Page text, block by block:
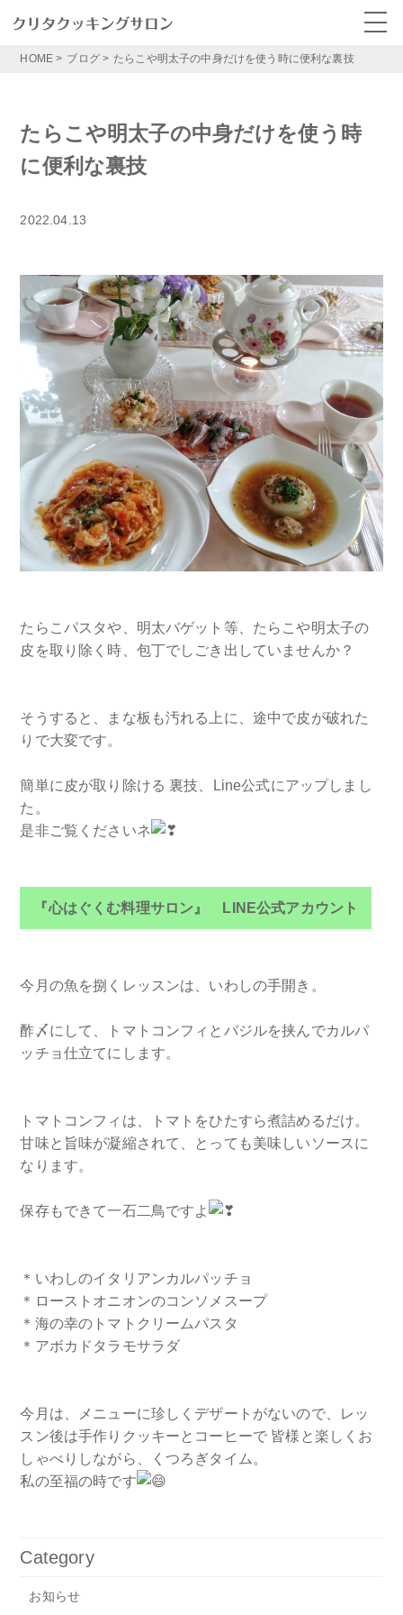
HOME > ブログ> たらこや明太子の中身だけを使う時に便利な裏技
たらこや明太子の中身だけを使う時
に便利な裏技
2022.04.13
たらこパスタや、明太バゲット等、たらこや明太子の
皮を取り除く時、包丁でしごき出していませんか？
そうすると、まな板も汚れる上に、途中で皮が破れた
りで大変です。
簡単に皮が取り除ける 裏技、Line公式にアップしまし
た。
是非ご覧くださいネ
『心はぐくむ料理サロン』 LINE公式アカウント
今月の魚を捌くレッスンは、いわしの手開き。
酢〆にして、トマトコンフィとバジルを挟んでカルパ
ッチョ仕立てにします。
トマトコンフィは、トマトをひたすら煮詰めるだけ。
甘味と旨味が凝縮されて、とっても美味しいソースに
なります。
保存もできて一石二鳥ですよ
＊いわしのイタリアンカルパッチョ
＊ローストオニオンのコンソメスープ
＊海の幸のトマトクリームパスタ
＊アボカドタラモサラダ
今月は、メニューに珍しくデザートがないので、レッ
スン後は手作りクッキーとコーヒーで 皆様と楽しくお
しゃべりしながら、くつろぎタイム。
私の至福の時です
Category
お知らせ